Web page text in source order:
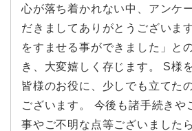
心が落ち着かれない中、アンケ
だきましてありがとうございま
をすませる事ができました」と
き、大変嬉しく存じます。 S様
皆様のお役に、少しでも立てた
ございます。 今後も諸手続きや
事やご不明な点等ございました